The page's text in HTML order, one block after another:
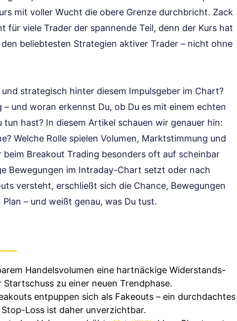
mit voller Wucht die obere Grenze durchbricht. Zack
für viele Trader der spannende Teil, denn der Kurs hat
beliebtesten Strategien aktiver Trader – nicht ohne
strategisch hinter diesem Impulsgeber im Chart?
und woran erkennst Du, ob Du es mit einem echten
hast? In diesem Artikel schauen wir genauer hin:
Welche Rolle spielen Volumen, Marktstimmung und
Breakout Trading besonders oft auf scheinbar
Bewegungen im Intraday-Chart setzt oder nach
versteht, erschließt sich die Chance, Bewegungen
– und weißt genau, was Du tust.
Handelsvolumen eine hartnäckige Widerstands-
zu einer neuen Trendphase.
entpuppen sich als Fakeouts – ein durchdachtes
Loss ist daher unverzichtbar.